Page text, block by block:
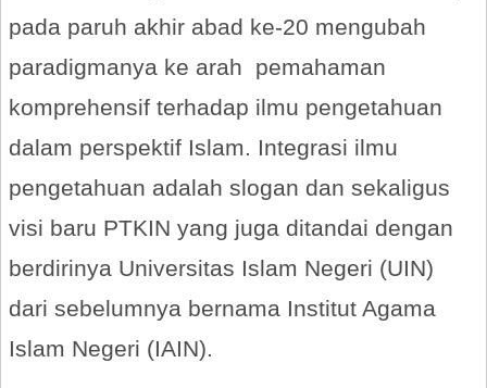
pada paruh akhir abad ke-20 mengubah
paradigmanya ke arah pemahaman
komprehensif terhadap ilmu pengetahuan
dalam perspektif Islam. Integrasi ilmu
pengetahuan adalah slogan dan sekaligus
visi baru PTKIN yang juga ditandai dengan
berdirinya Universitas Islam Negeri (UIN)
dari sebelumnya bernama Institut Agama
Islam Negeri (IAIN).